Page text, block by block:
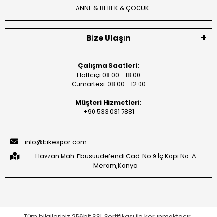
ANNE & BEBEK & ÇOCUK
Bize Ulaşın
Çalışma Saatleri:
Haftaiçi 08:00 - 18:00
Cumartesi: 08:00 - 12:00
Müşteri Hizmetleri:
+90 533 031 7881
info@bikespor.com
Havzan Mah. Ebusuudefendi Cad. No:9 İç Kapı No: A
Meram,Konya